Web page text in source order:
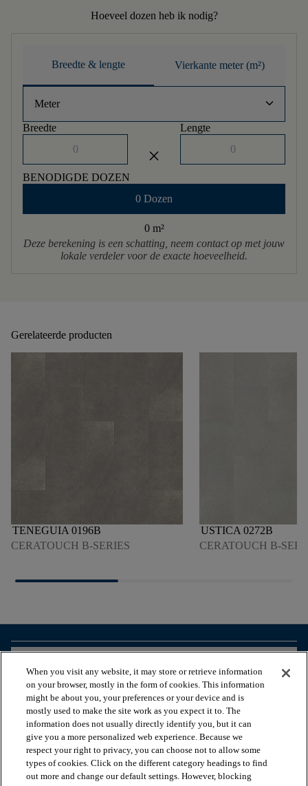
Hoeveel dozen heb ik nodig?
Breedte & lengte Vierkante meter (m²)
Meter keyboard_arrow_down
Breedte
close
Lengte
BENODIGDE DOZEN
0 Dozen
0 m²
Deze berekening is een schatting, neem contact op met jouw
lokale verdeler voor de exacte hoeveelheid.
Gerelateerde producten
TENEGUIA 0196B
CERATOUCH B-SERIES
USTICA 0272B
CERATOUCH B-
HANDIGE TOOLS
ONZE DIENSTEN
When you visit any website, it may store or retrieve information
on your browser, mostly in the form of cookies. This information
might be about you, your preferences or your device and is
mostly used to make the site work as you expect it to. The
information does not usually directly identify you, but it can
give you a more personalized web experience. Because we
respect your right to privacy, you can choose not to allow some
types of cookies. Click on the different category headings to find
out more and change our default settings. However, blocking